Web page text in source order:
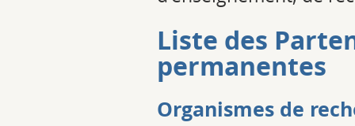
Liste des
permanentes
Organismes de